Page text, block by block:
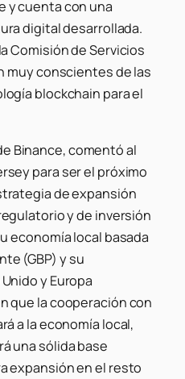
y cuenta con una
digital desarrollada.
Comisión de Servicios
muy conscientes de las
blockchain para el
Binance, comentó al
para ser el próximo
de expansión
y de inversión
economía local basada
(GBP) y su
y Europa
que la cooperación con
a la economía local,
una sólida base
expansión en el resto